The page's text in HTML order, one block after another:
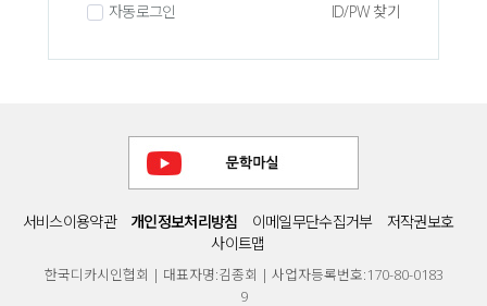
자동로그인 ID/PW 찾기
서비스이용약관 개인정보처리방침 이메일무단수집거부
저작권보호
사이트맵
한국디카시인협회 | 대표자명:김종회 | 사업자등록번호:170-80-0183
9